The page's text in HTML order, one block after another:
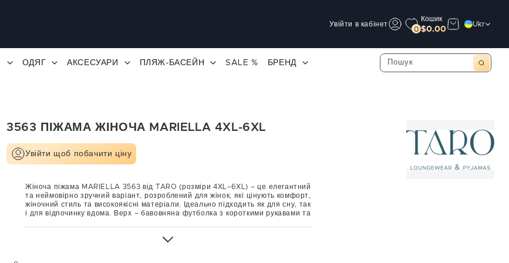
Увійти в кабінет
0
Кошик
$0.00
Ukr
ОДЯГ АКСЕСУАРИ ПЛЯЖ-БАСЕЙН SALE % БРЕНД
3563 ПІЖАМА ЖІНОЧА MARIELLA 4XL-6XL
Увійти щоб побачити ціну
Жіноча піжама MARIELLA 3563 від TARO (розміри 4XL–6XL) – це елегантний
та неймовірно зручний варіант, розроблений для жінок, які цінують комфорт,
жіночний стиль та високоякісні матеріали. Ідеально підходить як для сну, так
і для відпочинку вдома. Верх – бавовняна футболка з короткими рукавами та
дихаюча та приємна для шкіри. Комплект включає суцільні штани довжиною